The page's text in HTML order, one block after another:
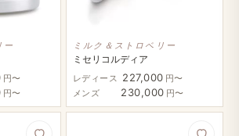
ー
円〜
円〜
ミルク＆ストロベリー
ミセリコルディア
レディース 227,000 円〜
メンズ
230,000 円〜